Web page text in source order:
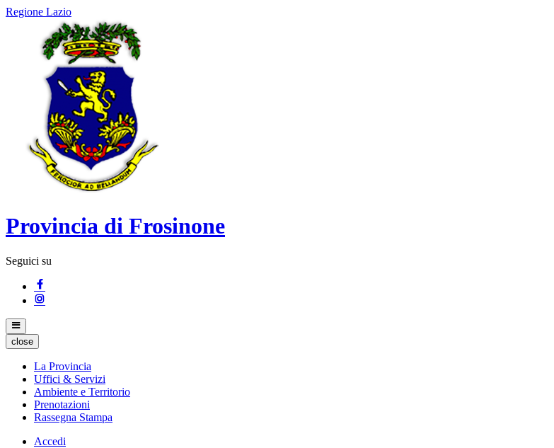
Regione Lazio
Provincia di Frosinone
Seguici su
close
La Provincia
Uffici & Servizi
Ambiente e Territorio
Prenotazioni
Rassegna Stampa
Accedi